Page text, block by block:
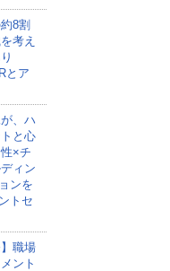
8割
考え
とア
、ハ
と心
×チ
ィン
ンを
トセ
】職場
ント